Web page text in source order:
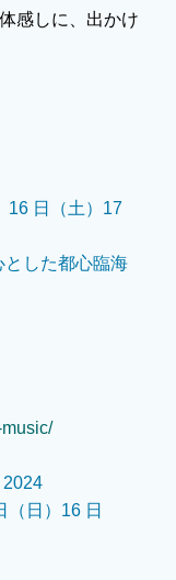
感しに、出かけ
16 日（土）17
とした都心臨海
（日）16 日